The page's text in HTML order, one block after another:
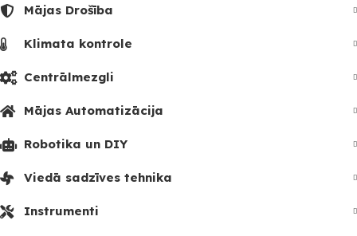
Mājas Drošība
Klimata kontrole
Centrālmezgli
Mājas Automatizācija
Robotika un DIY
Viedā sadzīves tehnika
Instrumenti